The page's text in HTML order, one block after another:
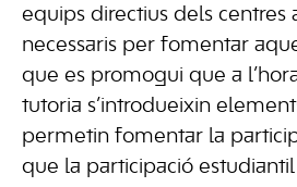
equips directius dels centres
necessaris per fomentar
que es promogui que a
tutoria s’introdueixin
permetin fomentar la
que la participació estudiantil